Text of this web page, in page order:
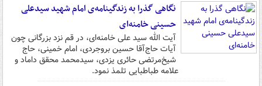
نگاهی گذرا به زندگینامه‌ی امام شهید سیدعلی
حسینی خامنه‌ای
آیت الله سید علی خامنه‌ای، در قم نزد بزرگانی چون
آیات حاج‌آقا حسین بروجردی، ‌امام خمینی، حاج
شیخ‌مرتضی حائری یزدی، سیدمحمد محقق داماد و
علامه طباطبایی تلمذ نمود.